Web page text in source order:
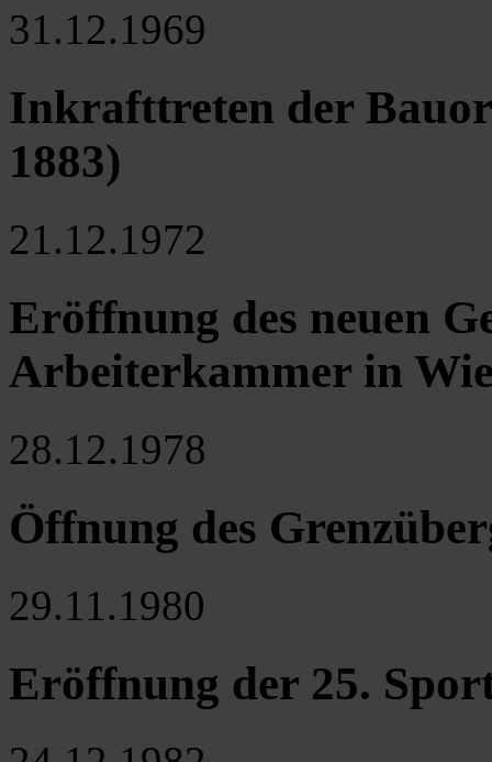
31.12.1969
Inkrafttreten der
1883)
21.12.1972
Eröffnung des neuen
Arbeiterkammer in
28.12.1978
Öffnung des
29.11.1980
Eröffnung der 25.